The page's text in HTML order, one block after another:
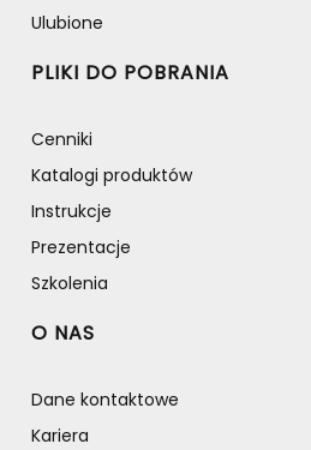
Ulubione
PLIKI DO POBRANIA
Cenniki
Katalogi produktów
Instrukcje
Prezentacje
Szkolenia
O NAS
Dane kontaktowe
Kariera